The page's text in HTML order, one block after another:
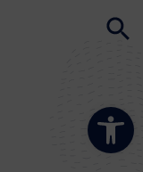
Ouvrir la